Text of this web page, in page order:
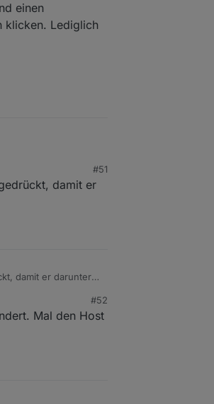
einen
klicken. Lediglich
Beispieltimer
der Abbruch-
#51
damit er
damit er darunter
#52
Mal den Host